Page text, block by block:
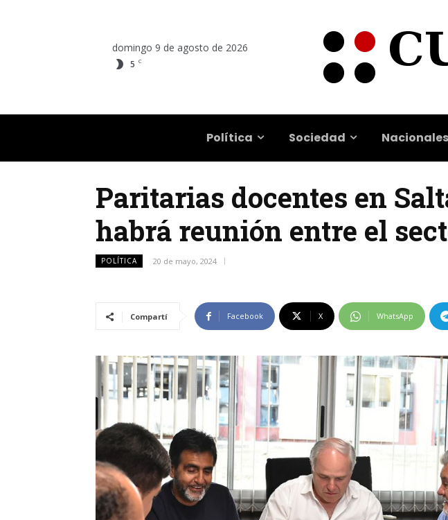
domingo 9 de agosto de 2026
5 C
Política Sociedad Nacionales
Paritarias docentes en
habrá reunión entre el
POLÍTICA 20 de mayo, 2024
Compartí Facebook X WhatsApp